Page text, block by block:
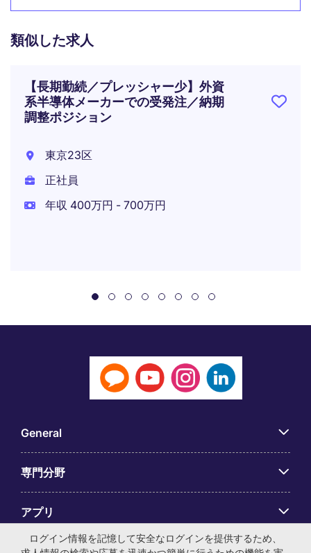
類似した求人
【長期勤続／プレッシャー少】外資
系半導体メーカーでの受発注／納期
調整ポジション
東京23区
正社員
年収 400万円 - 700万円
General
専門分野
アプリ
ログイン情報を記憶して安全なログインを提供するため、